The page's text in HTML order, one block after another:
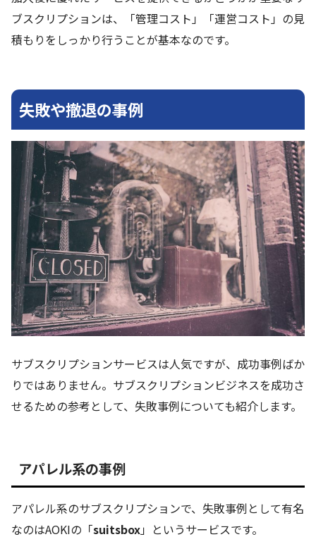
ブスクリプションは、「管理コスト」「運営コスト」の見
積もりをしっかり行うことが基本なのです。
失敗や撤退の事例
サブスクリプションサービスは人気ですが、成功事例ばか
りではありません。サブスクリプションビジネスを成功さ
せるための参考として、失敗事例についても紹介します。
アパレル系の事例
アパレル系のサブスクリプションで、失敗事例として有名
なのはAOKIの「suitsbox」というサービスです。